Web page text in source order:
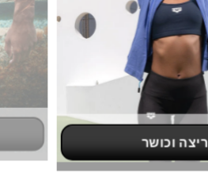
ריצה וכושר